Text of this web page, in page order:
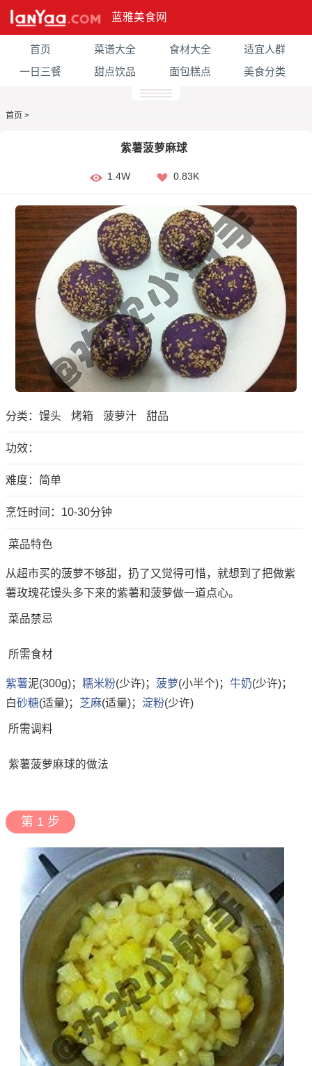
蓝雅美食网
首页 菜谱大全 食材大全
适宜人群
一日三餐
甜点饮品 面包糕点 美食分类
首页 >
紫薯菠萝麻球
1.4W 0.83K
分类： 馒头 烤箱 菠萝汁 甜品
功效：
难度：简单
烹饪时间：10-30分钟
菜品特色
从超市买的菠萝不够甜，扔了又觉得可惜，就想到了把做紫
薯玫瑰花馒头多下来的紫薯和菠萝做一道点心。
菜品禁忌
所需食材
紫薯泥(300g)； 糯米粉(少许)； 菠萝(小半个)； 牛奶(少许)；
白砂糖(适量)； 芝麻(适量)； 淀粉(少许)
所需调料
紫薯菠萝麻球的做法
第 1 步